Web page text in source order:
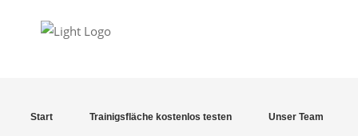
Start Trainigsfläche kostenlos testen Unser Team